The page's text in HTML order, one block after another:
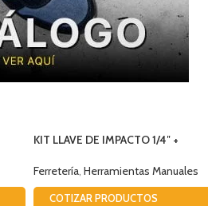
KIT LLAVE DE IMPACTO 1/4″ +
WESCO
Ferretería, Herramientas Manuales
COTIZAR PRODUCTOS